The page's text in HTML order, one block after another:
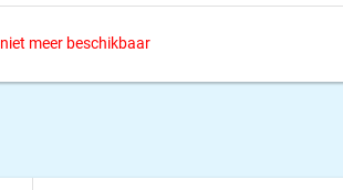
meer beschikbaar